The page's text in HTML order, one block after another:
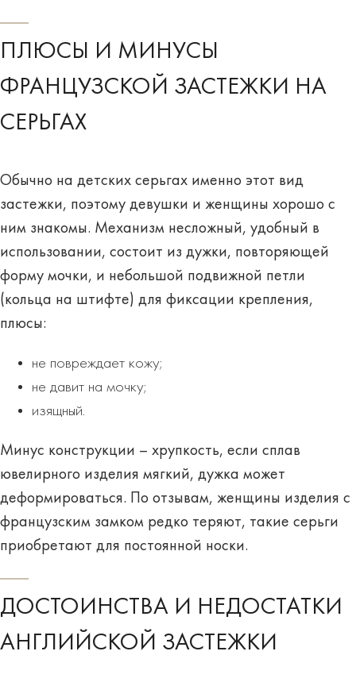
ПЛЮСЫ И МИНУСЫ
ФРАНЦУЗСКОЙ ЗАСТЕЖКИ НА
СЕРЬГАХ
Обычно на детских серьгах именно этот вид
застежки, поэтому девушки и женщины хорошо с
ним знакомы. Механизм несложный, удобный в
использовании, состоит из дужки, повторяющей
форму мочки, и небольшой подвижной петли
(кольца на штифте) для фиксации крепления,
плюсы:
не повреждает кожу;
не давит на мочку;
изящный.
Минус конструкции – хрупкость, если сплав
ювелирного изделия мягкий, дужка может
деформироваться. По отзывам, женщины изделия с
французским замком редко теряют, такие серьги
приобретают для постоянной носки.
ДОСТОИНСТВА И НЕДОСТАТКИ
АНГЛИЙСКОЙ ЗАСТЕЖКИ